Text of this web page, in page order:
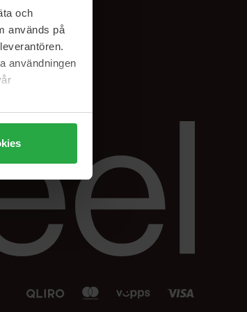
och
används på
användningen
Instagram
Linkedin